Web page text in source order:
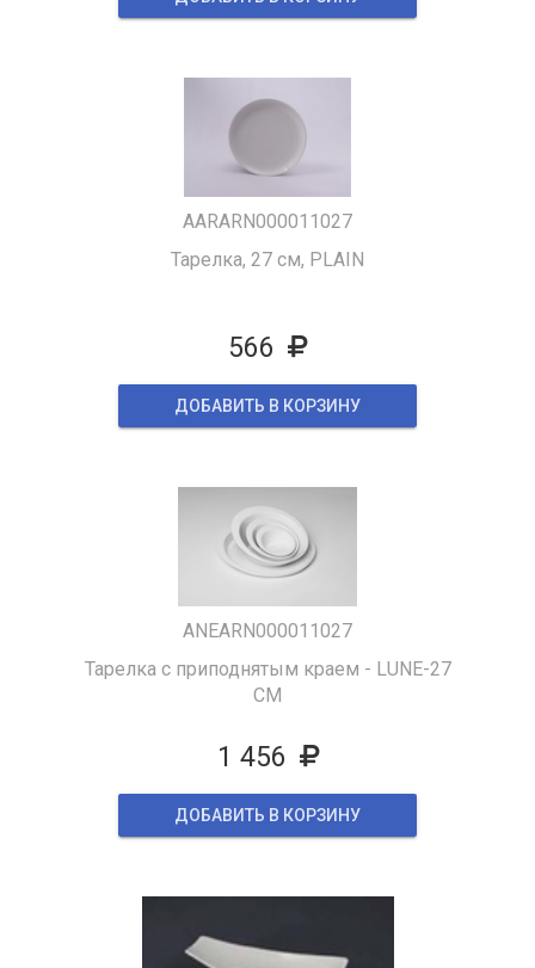
AARARN000011027
Тарелка, 27 см, PLAIN
566
ДОБАВИТЬ В КОРЗИНУ
ANEARN000011027
Тарелка с приподнятым краем - LUNE-27
CM
1 456
ДОБАВИТЬ В КОРЗИНУ